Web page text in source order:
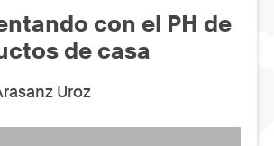
con el PH de
de casa
Uroz